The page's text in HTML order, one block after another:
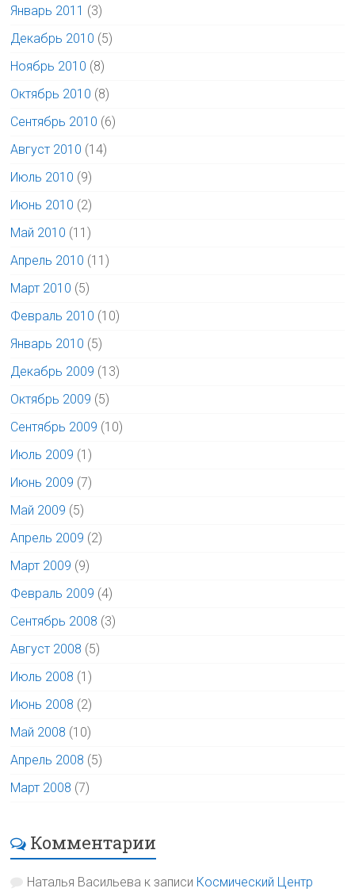
Январь 2011 (3)
Декабрь 2010 (5)
Ноябрь 2010 (8)
Октябрь 2010 (8)
Сентябрь 2010 (6)
Август 2010 (14)
Июль 2010 (9)
Июнь 2010 (2)
Май 2010 (11)
Апрель 2010 (11)
Март 2010 (5)
Февраль 2010 (10)
Январь 2010 (5)
Декабрь 2009 (13)
Октябрь 2009 (5)
Сентябрь 2009 (10)
Июль 2009 (1)
Июнь 2009 (7)
Май 2009 (5)
Апрель 2009 (2)
Март 2009 (9)
Февраль 2009 (4)
Сентябрь 2008 (3)
Август 2008 (5)
Июль 2008 (1)
Июнь 2008 (2)
Май 2008 (10)
Апрель 2008 (5)
Март 2008 (7)
Комментарии
Наталья Васильева к записи Космический Центр